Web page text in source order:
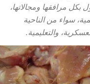
بكل مرافقها ومجالاتها،
سواء من الناحية
والتعليمية.